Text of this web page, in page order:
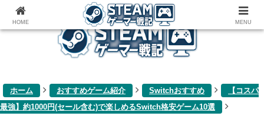
ゲーム関連雑記ブログ
ホーム おすすめゲーム紹介 Switchおすすめ
【コスパ
最強】約1000円(セール含む)で楽しめるSwitch格安ゲーム10選
HOME MENU